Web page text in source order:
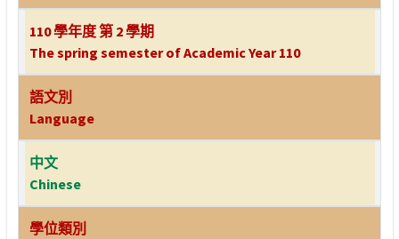
110 學年度 第 2 學期
The spring semester of Academic Year 110
語文別
Language
中文
Chinese
學位類別